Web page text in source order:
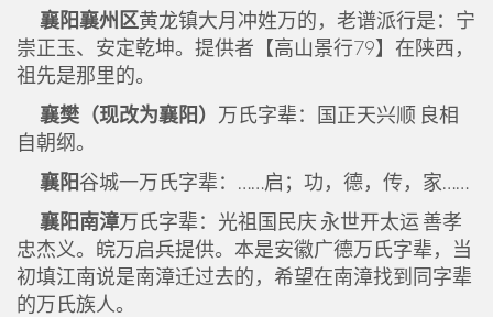
襄阳襄州区黄龙镇大月冲姓万的，老谱派行是：宁
崇正玉、安定乾坤。提供者【高山景行79】在陕西，
祖先是那里的。
襄樊（现改为襄阳） 万氏字辈：国正天兴顺 良相
自朝纲。
襄阳谷城一万氏字辈：……启；功，德，传，家……
襄阳南漳万氏字辈：光祖国民庆 永世开太运 善孝
忠杰义。皖万启兵提供。本是安徽广德万氏字辈，当
初填江南说是南漳迁过去的，希望在南漳找到同字辈
的万氏族人。